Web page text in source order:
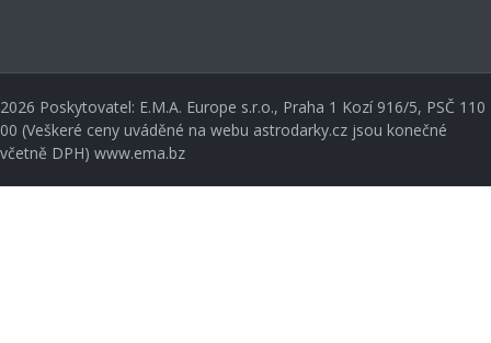
2026 Poskytovatel: E.M.A. Europe s.r.o., Praha 1 Kozí 916/5, PSČ 110
00 (Veškeré ceny uváděné na webu astrodarky.cz jsou konečné
včetně DPH) www.ema.bz